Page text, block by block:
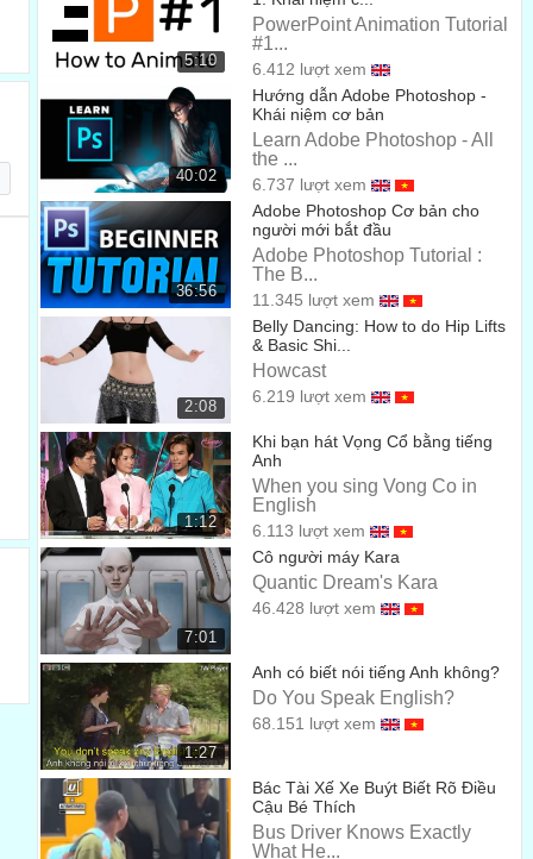
That blouse is beautiful!
Cái áo cánh đó đẹp thế!
Thank you!
Cảm ơn cậu!
00:46
What about these shoes?
Còn đôi giày này thì sao?
00:54
Do you like them?
Anh có thích không?
I like those shoes.
Anh thích đôi giày đó.
I really like those shoes.
Mình thích đôi giày đó lắm luôn.
And what about this dress?
Còn cái váy này thì thế nào?
Yeah!
Được!
I really like that dress!
Anh thích cái váy đó cực!
You do?
Thật không?
01:13
You look like a movie star.
Trông em như ngôi sao điện ảnh ấy.
5:10
PowerPoint Animation Tutorial
#1...
6.412 lượt xem
40:02
Hướng dẫn Adobe Photoshop -
Khái niệm cơ bản
Learn Adobe Photoshop - All
the ...
6.737 lượt xem
36:56
Adobe Photoshop Cơ bản cho
người mới bắt đầu
Adobe Photoshop Tutorial :
The B...
11.345 lượt xem
2:08
Belly Dancing: How to do Hip Lifts
& Basic Shi...
Howcast
6.219 lượt xem
1:12
Khi bạn hát Vọng Cổ bằng tiếng
Anh
When you sing Vong Co in
English
6.113 lượt xem
7:01
Cô người máy Kara
Quantic Dream's Kara
46.428 lượt xem
1:27
Anh có biết nói tiếng Anh không?
Do You Speak English?
68.151 lượt xem
Bác Tài Xế Xe Buýt Biết Rõ Điều
Cậu Bé Thích
Bus Driver Knows Exactly
What He...